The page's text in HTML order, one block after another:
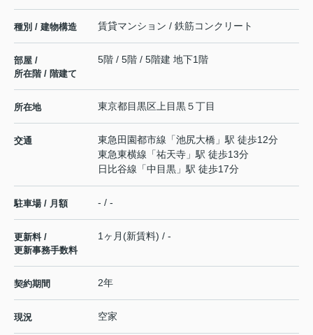
種別 / 建物構造 賃貸マンション / 鉄筋コンクリート
部屋 /
所在階 / 階建て
5階 / 5階 / 5階建 地下1階
所在地 東京都目黒区 上目黒５丁目
交通 東急田園都市線 「池尻大橋 」駅 徒歩12分
東急東横線 「祐天寺 」駅 徒歩13分
日比谷線 「中目黒 」駅 徒歩17分
駐車場 / 月額 - / -
更新料 /
更新事務手数料
1ヶ月(新賃料) / -
契約期間 2年
現況 空家